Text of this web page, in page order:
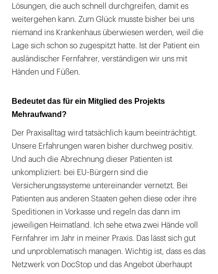
Lösungen, die auch schnell durchgreifen, damit es
weitergehen kann. Zum Glück musste bisher bei uns
niemand ins Krankenhaus überwiesen werden, weil die
Lage sich schon so zugespitzt hatte. Ist der Patient ein
ausländischer Fernfahrer, verständigen wir uns mit
Händen und Füßen.
Bedeutet das für ein Mitglied des Projekts
Mehraufwand?
Der Praxisalltag wird tatsächlich kaum beeinträchtigt.
Unsere Erfahrungen waren bisher durchweg positiv.
Und auch die Abrechnung dieser Patienten ist
unkompliziert: bei EU-Bürgern sind die
Versicherungssysteme untereinander vernetzt. Bei
Patienten aus anderen Staaten gehen diese oder ihre
Speditionen in Vorkasse und regeln das dann im
jeweiligen Heimatland. Ich sehe etwa zwei Hände voll
Fernfahrer im Jahr in meiner Praxis. Das lässt sich gut
und unproblematisch managen. Wichtig ist, dass es das
Netzwerk von DocStop und das Angebot überhaupt